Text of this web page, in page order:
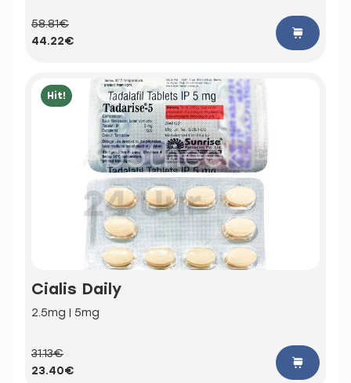
58.81€
44.22€
Hit!
Cialis Daily
2.5mg | 5mg
31.13€
23.40€